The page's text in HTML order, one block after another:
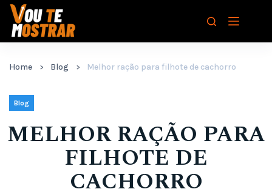
Pular
para
Home Blog Melhor ração para filhote de cachorro
Blog
MELHOR RAÇÃO PARA
FILHOTE DE
CACHORRO